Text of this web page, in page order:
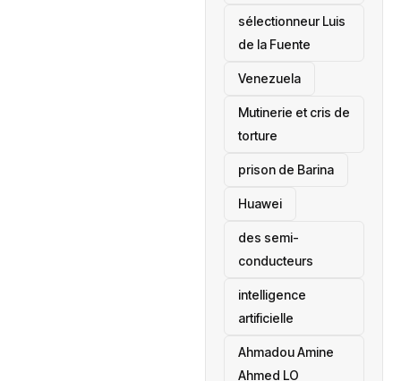
sélectionneur Luis
de la Fuente
‎Venezuela
Mutinerie et cris de
torture
prison de Barina
Huawei
des semi-
conducteurs
intelligence
artificielle
Ahmadou Amine
Ahmed LO